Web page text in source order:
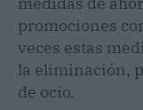
promociones
veces estas
la eliminación,
de ocio.